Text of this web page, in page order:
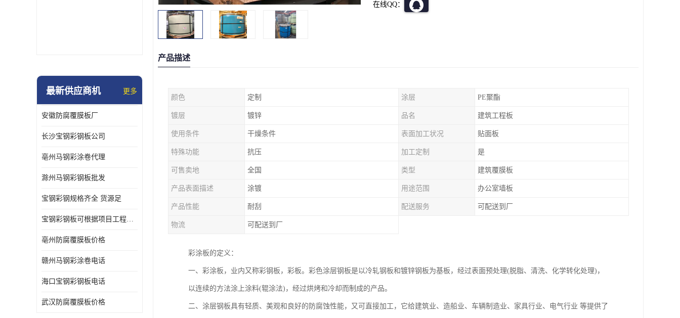
最新供应商机 更多
安徽防腐覆膜板厂
长沙宝钢彩钢板公司
亳州马钢彩涂卷代理
滁州马钢彩钢板批发
宝钢彩钢规格齐全 货源足
宝钢彩钢板可根据项目工程定制
亳州防腐覆膜板价格
赣州马钢彩涂卷电话
海口宝钢彩钢板电话
武汉防腐覆膜板价格
在线QQ：
产品描述
颜色 定制 涂层 PE聚酯
镀层 镀锌 品名 建筑工程板
使用条件 干燥条件 表面加工状况 贴面板
特殊功能 抗压 加工定制 是
可售卖地 全国 类型 建筑覆膜板
产品表面描述 涂镀 用途范围 办公室墙板
产品性能 耐刮 配送服务 可配送到厂
物流 可配送到厂
彩涂板的定义：
一、彩涂板，业内又称彩钢板，彩板。彩色涂层钢板是以冷轧钢板和镀锌钢板为基板，经过表面预处理(脱脂、清洗、化学转化处理)，
以连续的方法涂上涂料(辊涂法)，经过烘烤和冷却而制成的产品。
二、涂层钢板具有轻质、美观和良好的防腐蚀性能，又可直接加工，它给建筑业、造船业、车辆制造业、家具行业、电气行业 等提供了